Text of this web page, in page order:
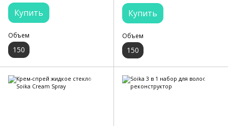
Купить
Объем
150
Купить
Объем
150